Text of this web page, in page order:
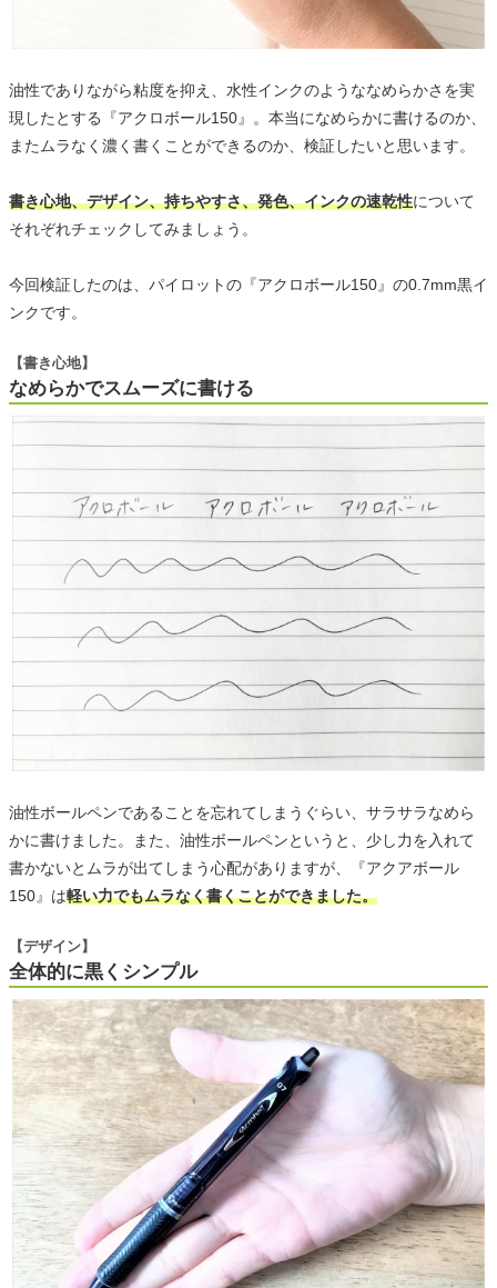
油性でありながら粘度を抑え、水性インクのようななめらかさを実
現したとする『アクロボール150』。本当になめらかに書けるのか、
またムラなく濃く書くことができるのか、検証したいと思います。
書き心地、デザイン、持ちやすさ、発色、インクの速乾性について
それぞれチェックしてみましょう。
今回検証したのは、パイロットの『アクロボール150』の0.7mm黒イ
ンクです。
なめらかでスムーズに書ける
【書き心地】
油性ボールペンであることを忘れてしまうぐらい、サラサラなめら
かに書けました。また、油性ボールペンというと、少し力を入れて
書かないとムラが出てしまう心配がありますが、『アクアボール
150』は軽い力でもムラなく書くことができました。
全体的に黒くシンプル
【デザイン】